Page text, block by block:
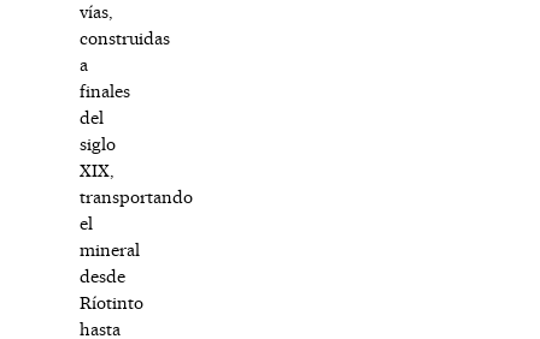
vías,
construidas
a
finales
del
siglo
XIX,
transportando
el
mineral
desde
Ríotinto
hasta